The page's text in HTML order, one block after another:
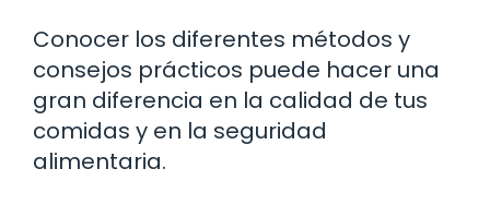
Conocer los diferentes métodos y
consejos prácticos puede hacer una
gran diferencia en la calidad de tus
comidas y en la seguridad
alimentaria.